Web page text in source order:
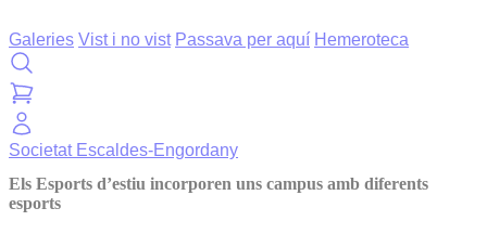
Galeries Vist i no vist Passava per aquí Hemeroteca
Societat Escaldes-Engordany
Els Esports d’estiu incorporen uns campus amb diferents
esports